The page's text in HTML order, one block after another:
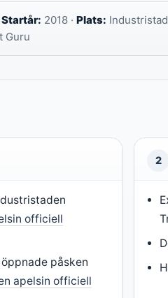
Startår: 2018 · Plats:
Guru
officiell
påsken
apelsin officiell
2